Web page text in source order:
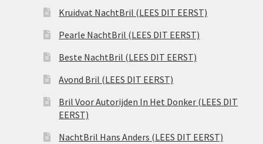
Kruidvat NachtBril (LEES DIT EERST)
Pearle NachtBril (LEES DIT EERST)
Beste NachtBril (LEES DIT EERST)
Avond Bril (LEES DIT EERST)
Bril Voor Autorijden In Het Donker (LEES DIT
EERST)
NachtBril Hans Anders (LEES DIT EERST)